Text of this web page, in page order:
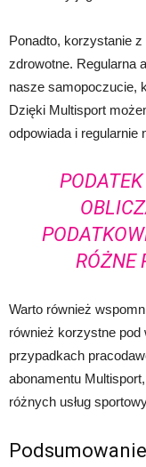
Ponadto, korzystanie
zdrowotne. Regularna
nasze samopoczucie,
Dzięki Multisport
odpowiada i regularnie
RÓŻNE
Warto również
również korzystne
przypadkach
abonamentu
różnych usług
Podsumowanie